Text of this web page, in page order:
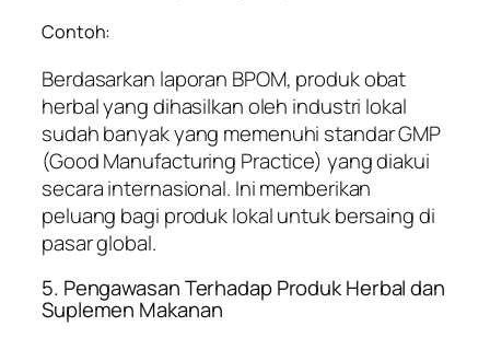
Contoh:
Berdasarkan laporan BPOM, produk obat
herbal yang dihasilkan oleh industri lokal
sudah banyak yang memenuhi standar GMP
(Good Manufacturing Practice) yang diakui
secara internasional. Ini memberikan
peluang bagi produk lokal untuk bersaing di
pasar global.
5. Pengawasan Terhadap Produk Herbal dan
Suplemen Makanan